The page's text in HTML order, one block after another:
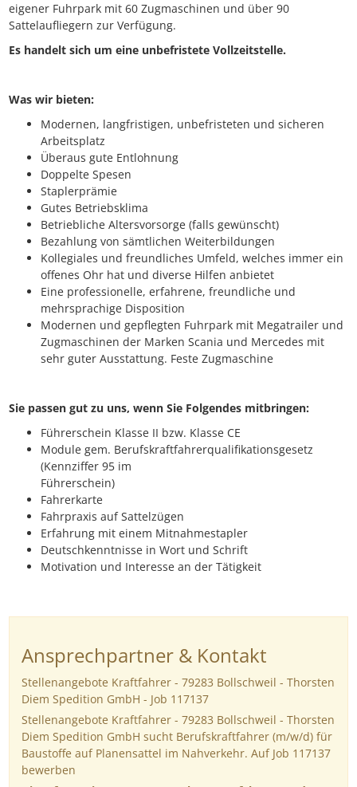
eigener Fuhrpark mit 60 Zugmaschinen und über 90
Sattelaufliegern zur Verfügung.
Es handelt sich um eine unbefristete Vollzeitstelle.
Was wir bieten:
Modernen, langfristigen, unbefristeten und sicheren
Arbeitsplatz
Überaus gute Entlohnung
Doppelte Spesen
Staplerprämie
Gutes Betriebsklima
Betriebliche Altersvorsorge (falls gewünscht)
Bezahlung von sämtlichen Weiterbildungen
Kollegiales und freundliches Umfeld, welches immer ein
offenes Ohr hat und diverse Hilfen anbietet
Eine professionelle, erfahrene, freundliche und
mehrsprachige Disposition
Modernen und gepflegten Fuhrpark mit Megatrailer und
Zugmaschinen der Marken Scania und Mercedes mit
sehr guter Ausstattung. Feste Zugmaschine
Sie passen gut zu uns, wenn Sie Folgendes mitbringen:
Führerschein Klasse II bzw. Klasse CE
Module gem. Berufskraftfahrerqualifikationsgesetz
(Kennziffer 95 im
Führerschein)
Fahrerkarte
Fahrpraxis auf Sattelzügen
Erfahrung mit einem Mitnahmestapler
Deutschkenntnisse in Wort und Schrift
Motivation und Interesse an der Tätigkeit
Ansprechpartner & Kontakt
Stellenangebote Kraftfahrer - 79283 Bollschweil - Thorsten
Diem Spedition GmbH - Job 117137
Stellenangebote Kraftfahrer - 79283 Bollschweil - Thorsten
Diem Spedition GmbH sucht Berufskraftfahrer (m/w/d) für
Baustoffe auf Planensattel im Nahverkehr. Auf Job 117137
bewerben